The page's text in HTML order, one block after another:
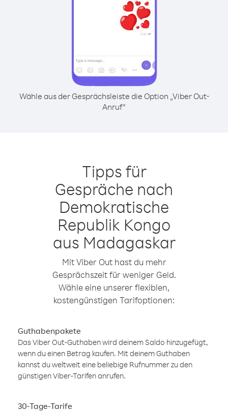
Wähle aus der Gesprächsleiste die Option „Viber Out-
Anruf“
Tipps für
Gespräche nach
Demokratische
Republik Kongo
aus Madagaskar
Mit Viber Out hast du mehr
Gesprächszeit für weniger Geld.
Wähle eine unserer flexiblen,
kostengünstigen Tarifoptionen:
Guthabenpakete
Das Viber Out-Guthaben wird deinem Saldo hinzugefügt,
wenn du einen Betrag kaufen. Mit deinem Guthaben
kannst du weltweit eine beliebige Rufnummer zu den
günstigen Viber-Tarifen anrufen.
30-Tage-Tarife